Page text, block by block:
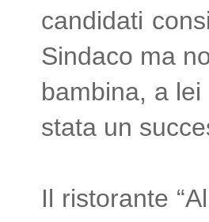
candidati
Sindaco ma
bambina, a
stata un
Il ristorante